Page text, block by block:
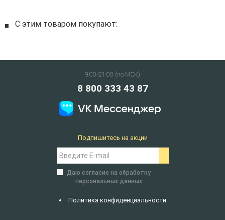
С этим товаром покупают:
9:00-21:00 (по МСК)
8 800 333 43 87
Политика конфиденциальности
Подпишитесь на акции
Даю согласие на обработку
персональных данных